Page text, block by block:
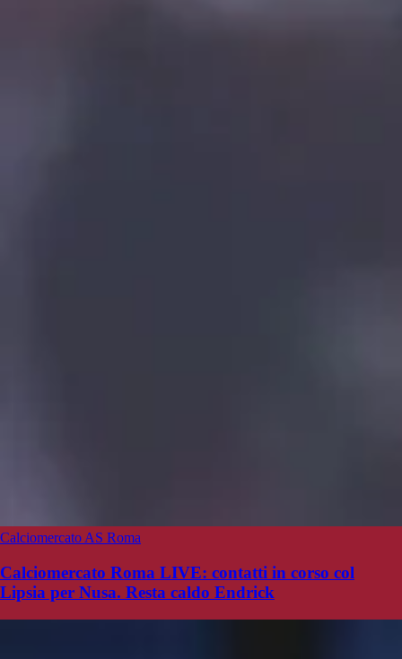
Calciomercato AS Roma
Calciomercato Roma LIVE: contatti in corso col
Lipsia per Nusa. Resta caldo Endrick